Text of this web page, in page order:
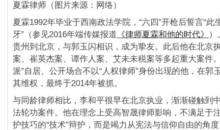
夏霖律师（图片来源：网络）
夏霖1992年毕业于西南政法学院，“六四”开枪后誓言“此
牙”（参见2016年端传媒报道 《律师夏霖和他的时代》 ）
贵州到北京，与郭玉闪相识，成为挚友。此后他在北京
案、崔英杰案、谭作人案、艾未未税案等多起重大案件
派”自居、公开场合不以“人权律师”身份出现的他，在郭
其维权，最终于2014年被抓。
与同龄律师相比，李和平很早在北京执业，渐渐碰触
法轮功案件。他在理念上受高智晟律师影响，不满足于
护技巧的“技术”辩护，而是竭力从宪法与信仰自由的角